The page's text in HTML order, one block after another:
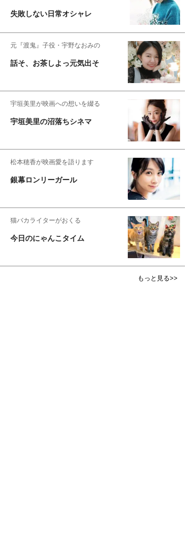
失敗しない日常オシャレ
元『渡鬼』子役・宇野なおみの
話そ、お茶しよっ元気出そ
宇垣美里が映画への想いを綴る
宇垣美里の沼落ちシネマ
松本穂香が映画愛を語ります
銀幕ロンリーガール
猫バカライターがおくる
今日のにゃんこタイム
もっと見る>>